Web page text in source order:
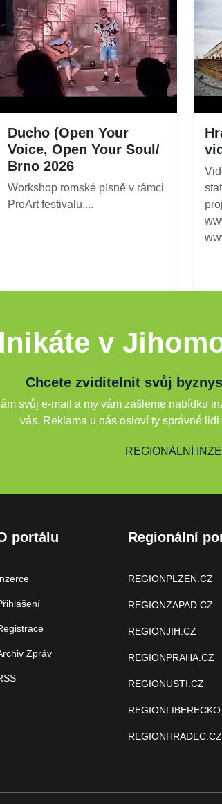
Ducho (Open Your
Voice, Open Your Soul/
Brno 2026
Workshop romské písně v rámci
ProArt festivalu....
v
Chcete zviditelnit svůj
svůj e-mail a my vám zašleme nabídku
vás. Reklama u nás osloví ty správné
REGIONÁLNÍ
portálu
Zpráv
Regionální
REGIONPLZEN.CZ
REGIONZAPAD.CZ
REGIONJIH.CZ
REGIONPRAHA.CZ
REGIONUSTI.CZ
REGIONHRADEC.CZ